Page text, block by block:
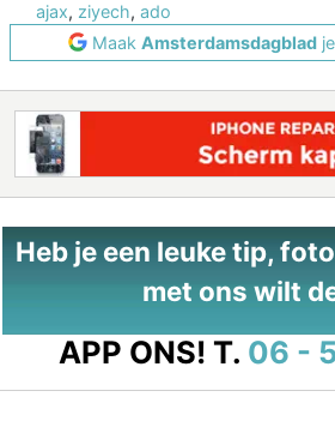
ajax, ziyech, ado
Maak Amsterdamsdagblad
Heb je een leuke tip,
met ons wilt
APP ONS! T. 06 -